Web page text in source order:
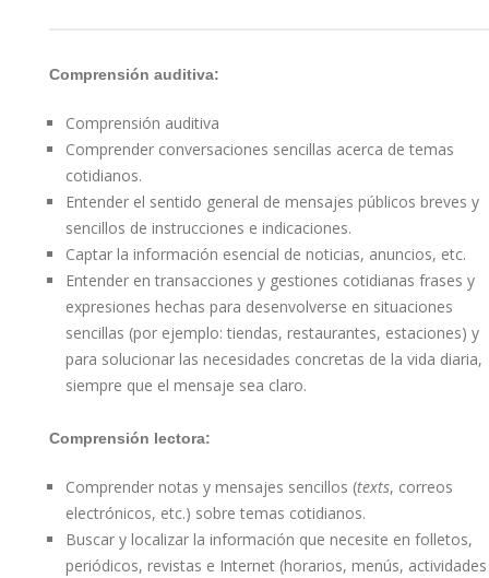
Comprensión auditiva:
Comprensión auditiva
Comprender conversaciones sencillas acerca de temas
cotidianos.
Entender el sentido general de mensajes públicos breves y
sencillos de instrucciones e indicaciones.
Captar la información esencial de noticias, anuncios, etc.
Entender en transacciones y gestiones cotidianas frases y
expresiones hechas para desenvolverse en situaciones
sencillas (por ejemplo: tiendas, restaurantes, estaciones) y
para solucionar las necesidades concretas de la vida diaria,
siempre que el mensaje sea claro.
Comprensión lectora:
Comprender notas y mensajes sencillos (texts, correos
electrónicos, etc.) sobre temas cotidianos.
Buscar y localizar la información que necesite en folletos,
periódicos, revistas e Internet (horarios, menús, actividades